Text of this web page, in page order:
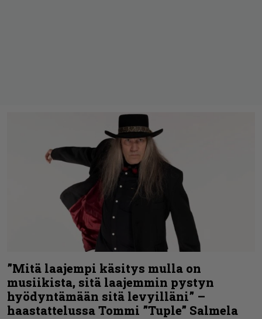
”Mitä laajempi käsitys mulla on
musiikista, sitä laajemmin pystyn
hyödyntämään sitä levyilläni” –
haastattelussa Tommi ”Tuple” Salmela